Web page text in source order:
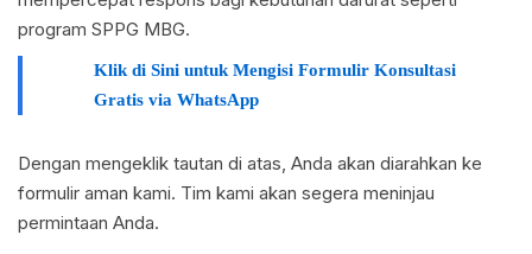
program SPPG MBG.
Klik di Sini untuk Mengisi Formulir Konsultasi
Gratis via WhatsApp
Dengan mengeklik tautan di atas, Anda akan diarahkan ke
formulir aman kami. Tim kami akan segera meninjau
permintaan Anda.